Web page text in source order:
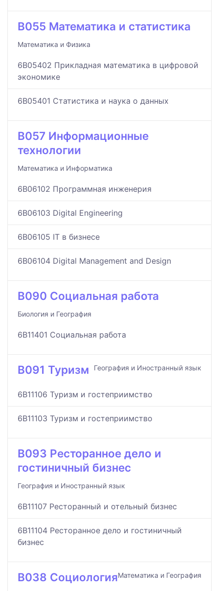
B055 Математика и статистика
Математика и Физика
6B05402 Прикладная математика в цифровой
экономике
6B05401 Статистика и наука о данных
B057 Информационные
технологии
Математика и Информатика
6B06102 Программная инженерия
6B06103 Digital Engineering
6B06105 IT в бизнесе
6B06104 Digital Management and Design
B090 Социальная работа
Биология и География
6B11401 Социальная работа
B091 Туризм География и Иностранный язык
6B11106 Туризм и гостеприимство
6B11103 Туризм и гостеприимство
B093 Ресторанное дело и
гостиничный бизнес
География и Иностранный язык
6B11107 Ресторанный и отельный бизнес
6B11104 Ресторанное дело и гостиничный
бизнес
B038 СоциологияМатематика и География